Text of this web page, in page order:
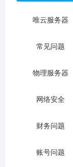
唯云服务器
常见问题
物理服务器
网络安全
财务问题
账号问题